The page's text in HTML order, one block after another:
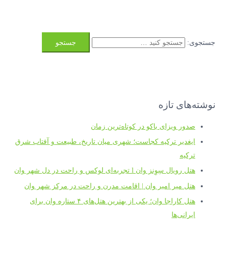
جستجوی:
نوشته‌های تازه
صدور ویزای باکو در کوتاه‌ترین زمان
ایغدیر ترکیه کجاست؛ شهری میان تاریخ، طبیعت و آفتاب شرق
ترکیه
هتل رویال سِوِنز وان l تجربه‌ای لوکس و راحت در دل شهر وان
هتل میر امیر وان | اقامت مدرن و راحت در مرکز شهر وان
هتل کاراجا وان؛ یکی از بهترین هتل‌های ۴ ستاره وان برای
ایرانی‌ها